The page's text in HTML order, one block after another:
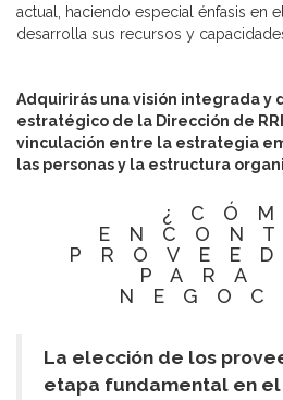
actual, haciendo especial énfasis en
desarrolla sus recursos y
Adquirirás una visión integrada y
estratégico de la Dirección de
vinculación entre la estrategia
las personas y la estructura
PARA
La elección de los
etapa fundamental en